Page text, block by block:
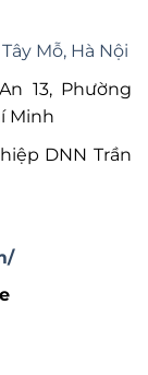
Tây Mỗ, Hà Nội
13, Phường
Minh
DNN Trần